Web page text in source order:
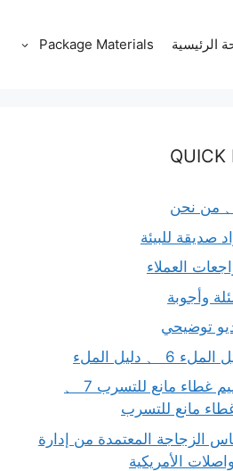
الرئيسية Package Materials
QUICK
7、تصميم غطاء مانع للتسرب 7 、
مانع للتسرب
الزجاجة المعتمدة من إدارة
الأمريكية